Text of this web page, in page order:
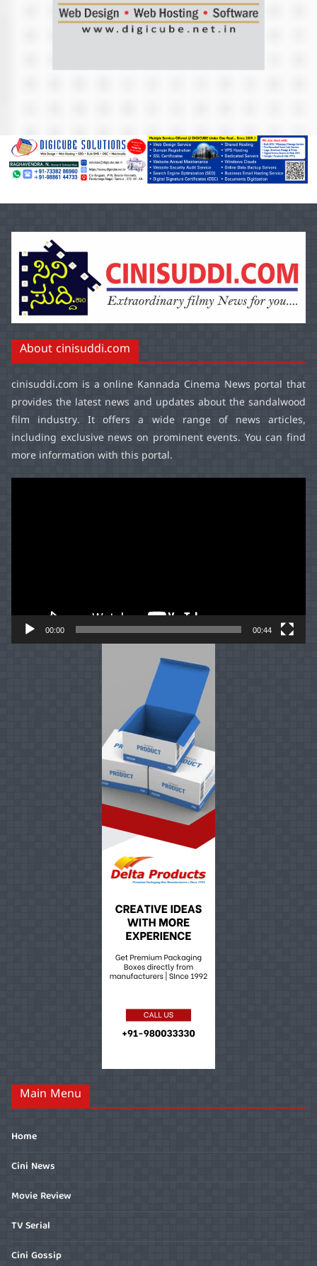
About cinisuddi.com
cinisuddi.com is a online Kannada Cinema News portal that
provides the latest news and updates about the sandalwood
film industry. It offers a wide range of news articles,
including exclusive news on prominent events. You can find
more information with this portal.
00:00 00:44
Main Menu
Home
Cini News
Movie Review
TV Serial
Cini Gossip